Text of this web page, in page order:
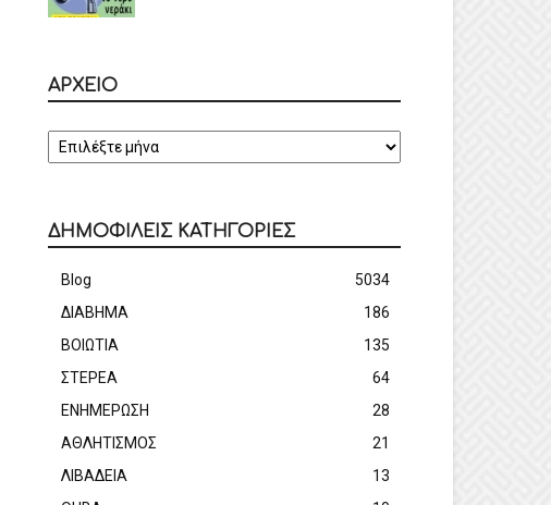
ΑΡΧΕΙΟ
ΔΗΜΟΦΙΛΕΙΣ ΚΑΤΗΓΟΡΙΕΣ
Blog
5034
ΔΙΑΒΗΜΑ
186
ΒΟΙΩΤΙΑ
135
ΣΤΕΡΕΑ
64
ΕΝΗΜΕΡΩΣΗ
28
ΑΘΛΗΤΙΣΜΟΣ
21
ΛΙΒΑΔΕΙΑ
13